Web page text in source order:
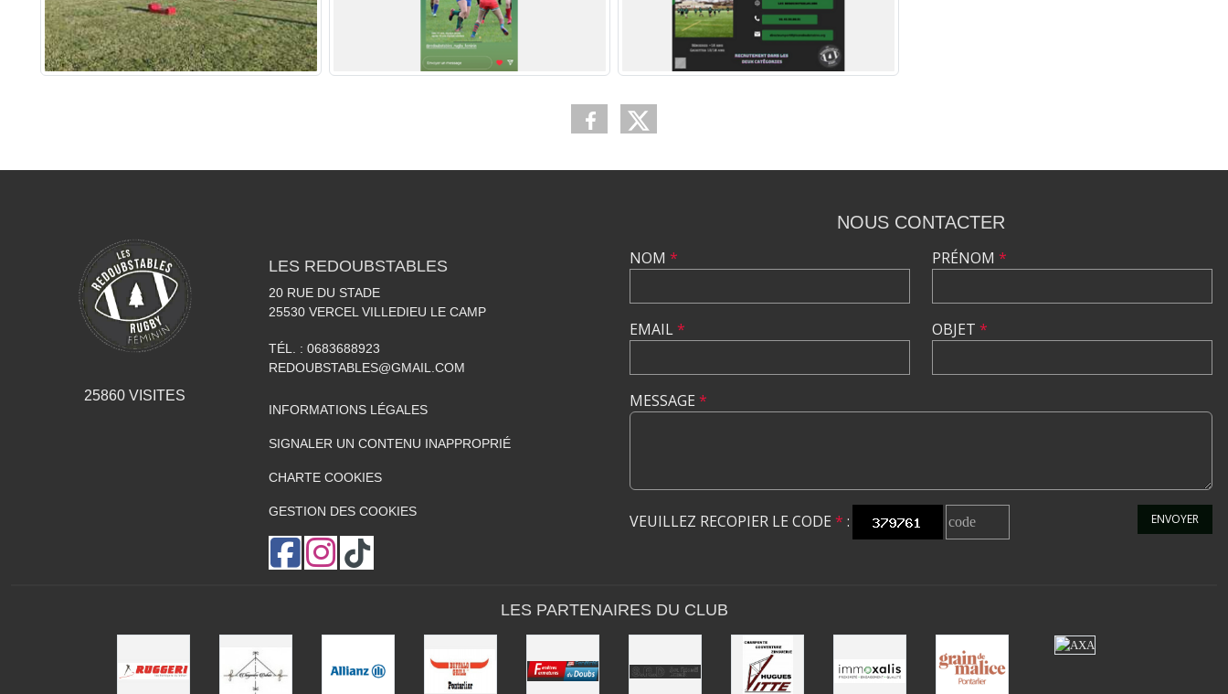
25860VISITES
LES REDOUBSTABLES
20 RUE DU STADE
25530 VERCEL VILLEDIEU LE CAMP
TÉL. : 0683688923
REDOUBSTABLES@GMAIL.COM
INFORMATIONS LÉGALES
SIGNALER UN CONTENU INAPPROPRIÉ
CHARTE COOKIES
GESTION DES COOKIES
NOUS CONTACTER
NOM *
EMAIL*
PRÉNOM *
OBJET *
MESSAGE *
VEUILLEZ RECOPIER LE CODE * : ENVOYER
LES PARTENAIRES DU CLUB